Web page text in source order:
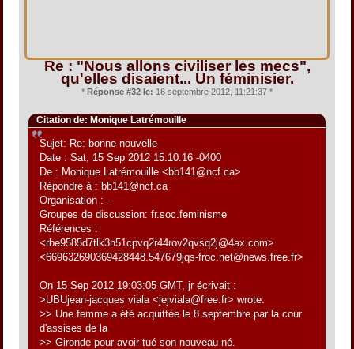
Re : "Nous allons civiliser les mecs",
qu'elles disaient... Un féminisier.
* Réponse #32 le: 16 septembre 2012, 11:21:37 *
Citation de: Monique Latrémouille
Sujet: Re: bonne nouvelle
Date : Sat, 15 Sep 2012 15:10:16 -0400
De : Monique Latrémouille <bb141@ncf.ca>
Répondre à : bb141@ncf.ca
Organisation : -
Groupes de discussion: fr.soc.feminisme
Références :
<rbe9585d7tlk3n51cpvq2r44rov2qvsq2j@4ax.com>
<669632690369428448.547679jqs-froc.net@news.free.fr>
On 15 Sep 2012 19:03:05 GMT, jr écrivait :
>UBUjean-jacques viala <jejviala@free.fr> wrote:
>> Une femme a été acquittée le 8 septembre par la cour
d'assises de la
>> Gironde pour avoir tué son nouveau né.